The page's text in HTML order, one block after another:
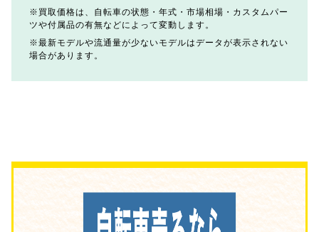
買取価格は、自転車の状態・年式・市場相場・カスタムパー
ツや付属品の有無などによって変動します。
最新モデルや流通量が少ないモデルはデータが表示されない
場合があります。